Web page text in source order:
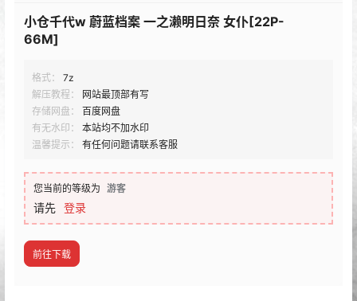
小仓千代w 蔚蓝档案 一之濑明日奈 女仆[22P-
66M]
格式：
7z
解压教程：
网站最顶部有写
存储网盘：
百度网盘
有无水印：
本站均不加水印
温馨提示：
有任何问题请联系客服
您当前的等级为 游客
请先 登录
前往下载